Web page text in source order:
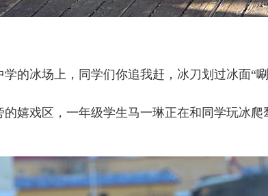
冰场上，同学们你追我赶，冰刀划过冰面“唰
戏区，一年级学生马一琳正在和同学玩冰爬